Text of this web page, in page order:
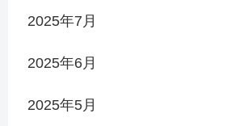
2025年7月
2025年6月
2025年5月